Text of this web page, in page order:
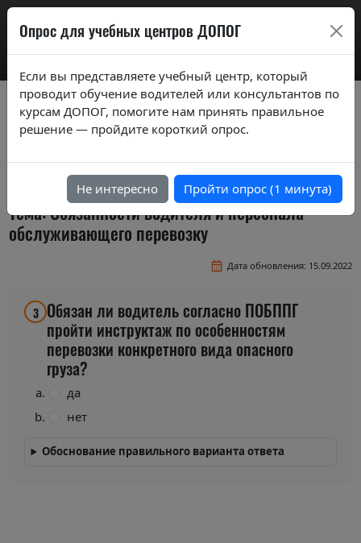
AdrExam
Вопросы экзаменационных билетов по
курсам ДОПОГ ver. 2019
Экзаменационные вопросы по темам
базового курса
Тема: Обязанности водителя и персонала
обслуживающего перевозку
Дата обновления: 15.09.2022
3 Обязан ли водитель согласно ПОБППГ
пройти инструктаж по особенностям
перевозки конкретного вида опасного
груза?
да
нет
Обоснование правильного варианта ответа
Опрос для учебных центров ДОПОГ
Если вы представляете учебный центр, который
проводит обучение водителей или консультантов по
курсам ДОПОГ, помогите нам принять правильное
решение — пройдите короткий опрос.
Не интересно Пройти опрос (1 минута)